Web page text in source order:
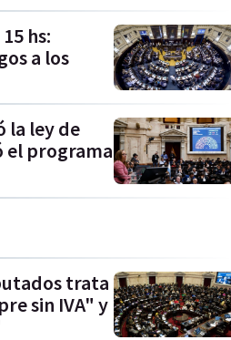
hs:
a los
la ley de
el programa
trata
sin IVA" y